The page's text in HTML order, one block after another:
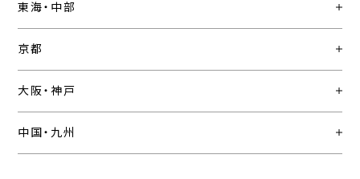
東海・中部
京都
大阪・神戸
中国・九州